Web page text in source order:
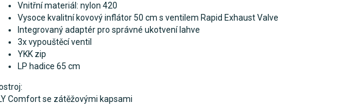
Vnitřní materiál: nylon 420
Vysoce kvalitní kovový inflátor 50 cm s ventilem Rapid Exhaust Valve
Integrovaný adaptér pro správné ukotvení lahve
3x vypouštěcí ventil
YKK zip
LP hadice 65 cm
Comfort se zátěžovými kapsami